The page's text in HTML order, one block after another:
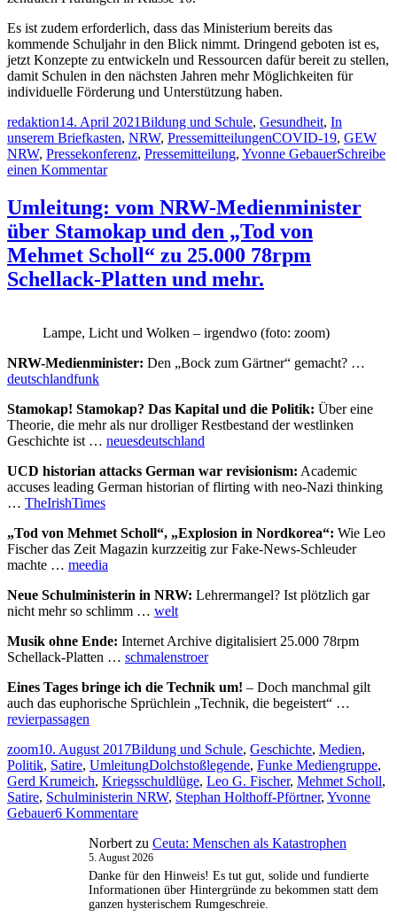
Es ist zudem erforderlich, dass das Ministerium bereits das
kommende Schuljahr in den Blick nimmt. Dringend geboten ist es,
jetzt Konzepte zu entwickeln und Ressourcen dafür bereit zu stellen,
damit Schulen in den nächsten Jahren mehr Möglichkeiten für
individuelle Förderung und Unterstützung haben.
Autor
redaktionVeröffentlicht
am
14. April 2021Kategorien
Bildung und Schule, Gesundheit, In
unserem Briefkasten, NRW, PressemitteilungenSchlagwörter
COVID-19, GEW
NRW, Pressekonferenz, Pressemitteilung, Yvonne GebauerSchreibe
einen Kommentarzu
für
Wechselunterricht
riskant
Ministerium
verordnet
Rückkehr
Schulen
deutlich
Umleitung: vom NRW-Medienminister
über Stamokap und den „Tod von
Mehmet Scholl“ zu 25.000 78rpm
Schellack-Platten und mehr.
Lampe, Licht und Wolken – irgendwo (foto: zoom)
NRW-Medienminister: Den „Bock zum Gärtner“ gemacht? …
deutschlandfunk
Stamokap! Stamokap? Das Kapital und die Politik: Über eine
Theorie, die mehr als nur drolliger Restbestand der westlinken
Geschichte ist … neuesdeutschland
UCD historian attacks German war revisionism: Academic
accuses leading German historian of flirting with neo-Nazi thinking
… TheIrishTimes
„Tod von Mehmet Scholl“, „Explosion in Nordkorea“: Wie Leo
Fischer das Zeit Magazin kurzzeitig zur Fake-News-Schleuder
machte … meedia
Neue Schulministerin in NRW: Lehrermangel? Ist plötzlich gar
nicht mehr so schlimm … welt
Musik ohne Ende: Internet Archive digitalisiert 25.000 78rpm
Schellack-Platten … schmalenstroer
Eines Tages bringe ich die Technik um! – Doch manchmal gilt
auch das euphorische Sprüchlein „Technik, die begeistert“ …
revierpassagen
Autor
zoomVeröffentlicht
am
10. August 2017Kategorien
Bildung und Schule, Geschichte, Medien,
Politik, Satire, UmleitungSchlagwörter
Dolchstoßlegende, Funke Mediengruppe,
Gerd Krumeich, Kriegsschuldlüge, Leo G. Fischer, Mehmet Scholl,
Satire, Schulministerin NRW, Stephan Holthoff-Pförtner, Yvonne
Gebauer6 Kommentarezu
vom
NRW-
Medienminister
über
Stamokap
Norbert zu Ceuta: Menschen als Katastrophen
5. August 2026
Danke für den Hinweis! Es tut gut, solide und fundierte
Informationen über Hintergründe zu bekommen statt dem
ganzen hysterischem Rumgeschreie.